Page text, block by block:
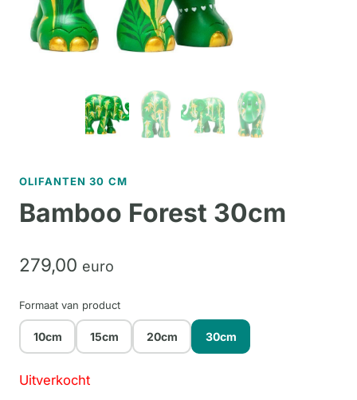
OLIFANTEN 30 CM
Bamboo Forest 30cm
279,00 euro
Formaat van product
10cm 15cm 20cm 30cm
Uitverkocht